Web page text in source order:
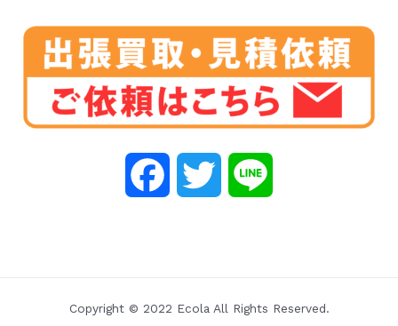
e t e
Copyright © 2022 Ecola All Rights Reserved.